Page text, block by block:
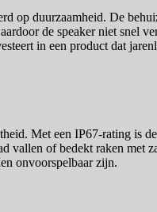
op duurzaamheid. De
de speaker niet
in een product dat
Met een IP67-rating
vallen of bedekt raken met
onvoorspelbaar zijn.